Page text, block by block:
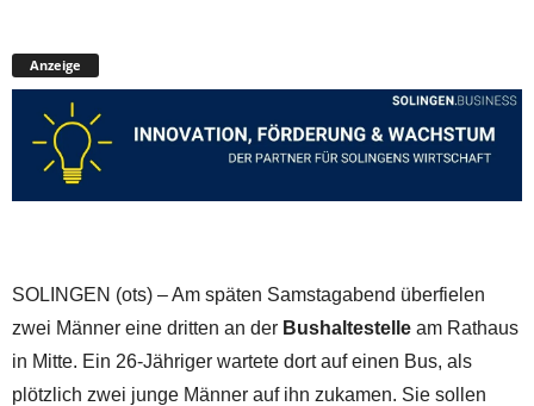
Anzeige
SOLINGEN (ots) – Am späten Samstagabend überfielen
zwei Männer eine dritten an der Bushaltestelle am Rathaus
in Mitte. Ein 26-Jähriger wartete dort auf einen Bus, als
plötzlich zwei junge Männer auf ihn zukamen. Sie sollen